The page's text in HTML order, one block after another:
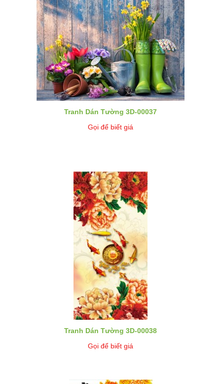
Tranh Dán Tường 3D-00037
Gọi để biết giá
Tranh Dán Tường 3D-00038
Gọi để biết giá